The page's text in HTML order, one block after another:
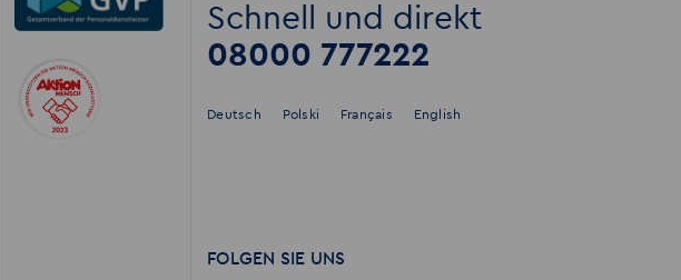
Schnell und direkt
08000 777222
Deutsch Polski Français English
FOLGEN SIE UNS